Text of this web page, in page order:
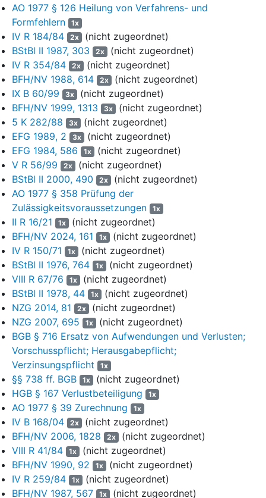
ausging und am 31.12.2010 ein Mahnbescheid von der H AG
bzw. dem Prozessfinanzierer erwirkt worden war, verminderte
die BP-Stelle die Verbindlichkeiten und bildete in Höhe der
tatsächlichen Produktionskosten der fünf produzierten Filme
Rückstellungen für ungewisse Verbindlichkeiten, welche sie bis
zum Zeitpunkt der Rechtskraft des klageabweisenden Urteils
des OLG … vom … abzinste.
Der Antragsteller geriet auf Grund seiner Beteiligung an der KG
in wirtschaftliche Schieflage.
Mit Beschluss des AG … vom ….2010 … wurde über sein
Vermögen das Insolvenzverfahren eröffnet. Mit
Restschuldbefreiungsurteil des AG … vom ….2016 … wurde
dem Antragsteller Restschuldbefreiung erteilt.
Mit unter Vorbehalt der Nachprüfung gemäß
ergangenem Bescheid für 2015 über die gesonderte und
einheitliche Feststellung von Besteuerungsgrundlagen vom
04.02.2022 [Bl. 75 f. der Feststellungsakten Bet. D (1xxx)] stellte
das FA für den Antragsteller (Feststellungsbeteiligter Nr. 1xxx)
laufende Einkünfte aus Gewerbebetrieb aus seiner Beteiligung
an der KG i.H.v. ./. x.xxx,xx € fest; der Bescheid erging an StB
U als Empfangsbevollmächtigten mit Wirkung für und gegen alle
Feststellungsbeteiligten.
Am 20.06.2002 erließ das FA einen – aus vorliegend nicht
streitigen Gründen – gemäß § 164 Abs. 2 AO
geänderten
Bescheid für 2015 über die gesonderte und einheitliche
Feststellung von Besteuerungsgrundlagen [Bl. 76 der
Feststellungsakten Bet. D (1xxx)], welcher für den Antragsteller
zu keinen abweichenden Feststellungen führte und diesem
gemäß § 183 Abs. 2 AO erstmals im Wege der
Einzelbekanntgabe bekanntgegeben wurde; der Vorbehalt der
Nachprüfung blieb bestehen.
In der Zeit vom 19.10.2022 bis zum 14.12.2022 – mit
Unterbrechungen – fand bei der KG für den Prüfungszeitraum
2015 eine Außenprüfung durch die BP-Stelle des FA statt. Dabei
AO 1977 § 126 Heilung von Verfahrens- und
Formfehlern
1x
IV R 184/84 2x (nicht zugeordnet)
BStBl II 1987, 303
2x (nicht zugeordnet)
IV R 354/84
2x (nicht zugeordnet)
BFH/NV 1988, 614
2x (nicht zugeordnet)
IX B 60/99
3x (nicht zugeordnet)
BFH/NV 1999, 1313
3x (nicht zugeordnet)
5 K 282/88
3x (nicht zugeordnet)
EFG 1989, 2
3x (nicht zugeordnet)
EFG 1984, 586
1x (nicht zugeordnet)
V R 56/99
2x (nicht zugeordnet)
BStBl II 2000, 490
2x (nicht zugeordnet)
AO 1977 § 358 Prüfung der
Zulässigkeitsvoraussetzungen
1x
II R 16/21 1x (nicht zugeordnet)
BFH/NV 2024, 161
1x (nicht zugeordnet)
IV R 150/71
1x (nicht zugeordnet)
BStBl II 1976, 764
1x (nicht zugeordnet)
VIII R 67/76
1x (nicht zugeordnet)
BStBl II 1978, 44
1x (nicht zugeordnet)
NZG 2014, 81
2x (nicht zugeordnet)
NZG 2007, 695
1x (nicht zugeordnet)
BGB § 716 Ersatz von Aufwendungen und Verlusten;
Vorschusspflicht; Herausgabepflicht;
Verzinsungspflicht
1x
§§ 738 ff. BGB 1x (nicht zugeordnet)
HGB § 167 Verlustbeteiligung
1x
AO 1977 § 39 Zurechnung 1x
IV B 168/04 2x (nicht zugeordnet)
BFH/NV 2006, 1828
2x (nicht zugeordnet)
VIII R 41/84
1x (nicht zugeordnet)
BFH/NV 1990, 92
1x (nicht zugeordnet)
IV R 259/84
1x (nicht zugeordnet)
BFH/NV 1987, 567
1x (nicht zugeordnet)